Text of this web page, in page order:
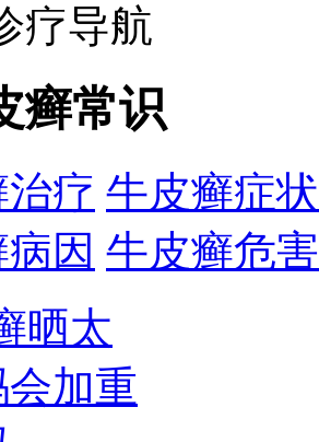
疗导航
癣常识
疗 牛皮癣症状
因 牛皮癣危害